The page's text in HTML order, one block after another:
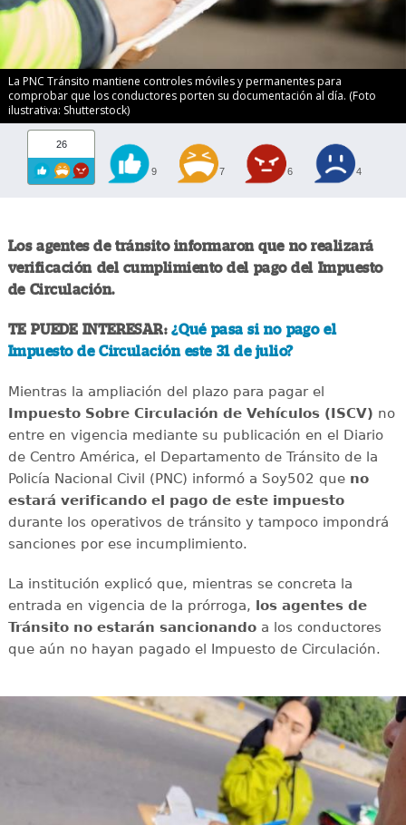
La PNC Tránsito mantiene controles móviles y permanentes para
comprobar que los conductores porten su documentación al día. (Foto
ilustrativa: Shutterstock)
26
9 7 6 4
Los agentes de tránsito informaron que no realizará
verificación del cumplimiento del pago del Impuesto
de Circulación.
TE PUEDE INTERESAR:¿Qué pasa si no pago el
Impuesto de Circulación este 31 de julio?
Mientras la ampliación del plazo para pagar el
Impuesto Sobre Circulación de Vehículos (ISCV) no
entre en vigencia mediante su publicación en el Diario
de Centro América, el Departamento de Tránsito de la
Policía Nacional Civil (PNC) informó a Soy502 que no
estará verificando el pago de este impuesto
durante los operativos de tránsito y tampoco impondrá
sanciones por ese incumplimiento.
La institución explicó que, mientras se concreta la
entrada en vigencia de la prórroga, los agentes de
Tránsito no estarán sancionandoa los conductores
que aún no hayan pagado el Impuesto de Circulación.